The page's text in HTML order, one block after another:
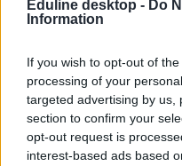
Eduline desktop - Do
Information
If you wish to opt-out of
processing of your
targeted advertising by us,
section to confirm your
opt-out request is
interest-based ads based